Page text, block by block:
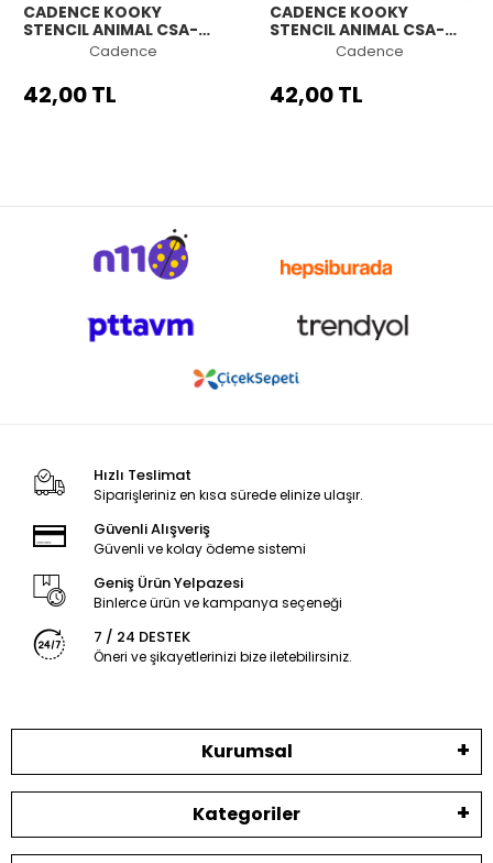
CADENCE KOOKY
STENCIL ANIMAL CSA-
008 15X15CM
Cadence
42,00 TL
CADENCE KOOKY
STENCIL ANIMAL CSA-
007 15X15CM
Cadence
42,00 TL
Hızlı Teslimat
Siparişleriniz en kısa sürede elinize ulaşır.
Güvenli Alışveriş
Güvenli ve kolay ödeme sistemi
Geniş Ürün Yelpazesi
Binlerce ürün ve kampanya seçeneği
7 / 24 DESTEK
Öneri ve şikayetlerinizi bize iletebilirsiniz.
Kurumsal
Kategoriler